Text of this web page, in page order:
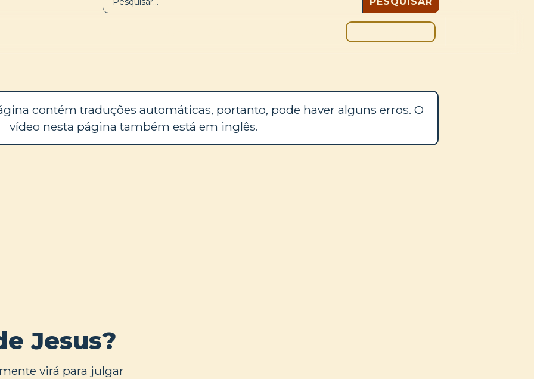
contém traduções automáticas, portanto, pode haver alguns erros. O
vídeo nesta página também está em inglês.
Jesus?
virá para julgar